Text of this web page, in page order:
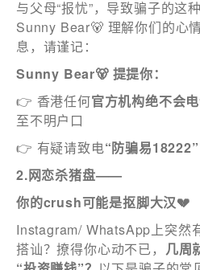
名 *
身份
電郵*
与父母“报忧”，导致骗子的这
Sunny Bear🐻 理解你们的心
息，请谨记：
Sunny Bear🐻 提提你：
👉 香港任何官方机构绝不会
至不明户口
👉 有疑请致电“防骗易18222”
2.网恋杀猪盘——
你的crush可能是抠脚大汉💔
Instagram/ WhatsApp上突然
搭讪？撩得你心动不已， 几周